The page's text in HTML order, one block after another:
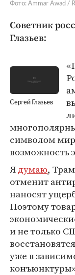
Фото: Ammar Awad /
Советник
Глазьев:
Сергей Глазьев
символом
возможность
Ядумаю,
отменит
наносят
Поэтому
и не только
уже в